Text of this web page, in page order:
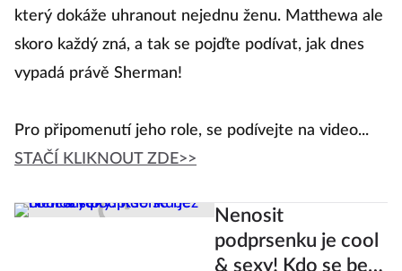
který dokáže uhranout nejednu ženu. Matthewa ale
skoro každý zná, a tak se pojďte podívat, jak dnes
vypadá právě Sherman!
Pro připomenutí jeho role, se podívejte na video...
STAČÍ KLIKNOUT ZDE>>
Nenosit
podprsenku je cool
& sexy! Kdo se bez